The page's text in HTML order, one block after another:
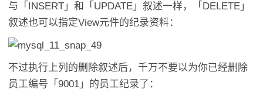
与「INSERT」和「UPDATE」叙述一样，「DELETE」
叙述也可以指定View元件的纪录资料：
不过执行上列的删除叙述后，千万不要以为你已经删除
员工编号「9001」的员工纪录了：